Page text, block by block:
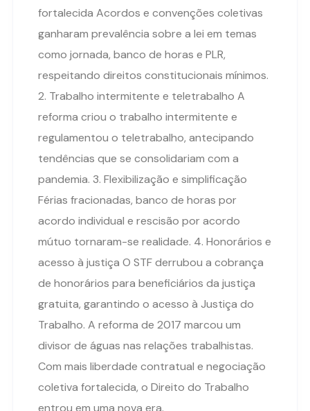
fortalecida Acordos e convenções coletivas
ganharam prevalência sobre a lei em temas
como jornada, banco de horas e PLR,
respeitando direitos constitucionais mínimos.
2. Trabalho intermitente e teletrabalho A
reforma criou o trabalho intermitente e
regulamentou o teletrabalho, antecipando
tendências que se consolidariam com a
pandemia. 3. Flexibilização e simplificação
Férias fracionadas, banco de horas por
acordo individual e rescisão por acordo
mútuo tornaram-se realidade. 4. Honorários e
acesso à justiça O STF derrubou a cobrança
de honorários para beneficiários da justiça
gratuita, garantindo o acesso à Justiça do
Trabalho. A reforma de 2017 marcou um
divisor de águas nas relações trabalhistas.
Com mais liberdade contratual e negociação
coletiva fortalecida, o Direito do Trabalho
entrou em uma nova era.